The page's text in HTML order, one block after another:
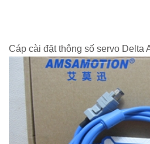
Cáp cài đặt thông số servo Delta